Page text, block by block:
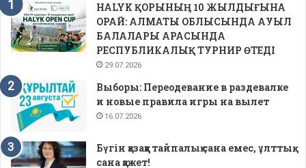
HALYK ҚОРЫНЫҢ 10 ЖЫЛДЫҒЫНА
ОРАЙ: АЛМАТЫ ОБЛЫСЫНДА АУЫЛ
БАЛАЛАРЫ АРАСЫНДА
РЕСПУБЛИКАЛЫҚ ТУРНИР ӨТЕДІ
29.07.2026
Выборы: Переодевание в раздевалке
и новые правила игры на вылет
16.07.2026
Бүгін қазаққа тайпалық сана емес, ұлттық
сана қажет!